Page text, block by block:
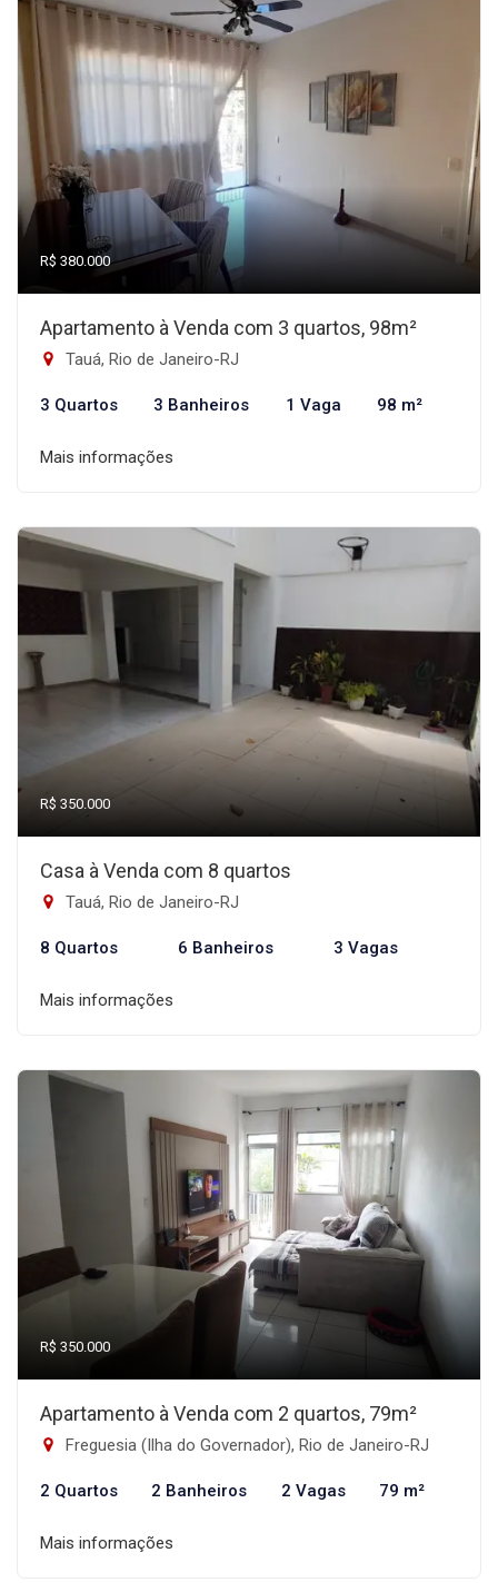
R$ 380.000
Apartamento à Venda com 3 quartos, 98m²
Tauá, Rio de Janeiro-RJ
3 Quartos 3 Banheiros 1 Vaga 98 m²
Mais informações
R$ 350.000
Casa à Venda com 8 quartos
Tauá, Rio de Janeiro-RJ
8 Quartos 6 Banheiros 3 Vagas
Mais informações
R$ 350.000
Apartamento à Venda com 2 quartos, 79m²
Freguesia (Ilha do Governador), Rio de Janeiro-RJ
2 Quartos 2 Banheiros 2 Vagas 79 m²
Mais informações